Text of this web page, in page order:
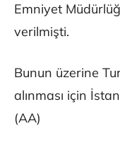
Emniyet
verilmişti.
Bunun üzerine
alınması için
(AA)